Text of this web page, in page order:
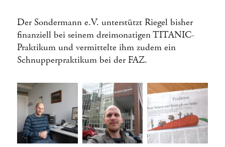
Der Sondermann e.V. unterstützt Riegel bisher
finanziell bei seinem dreimonatigen TITANIC-
Praktikum und vermittelte ihm zudem ein
Schnupperpraktikum bei der FAZ.